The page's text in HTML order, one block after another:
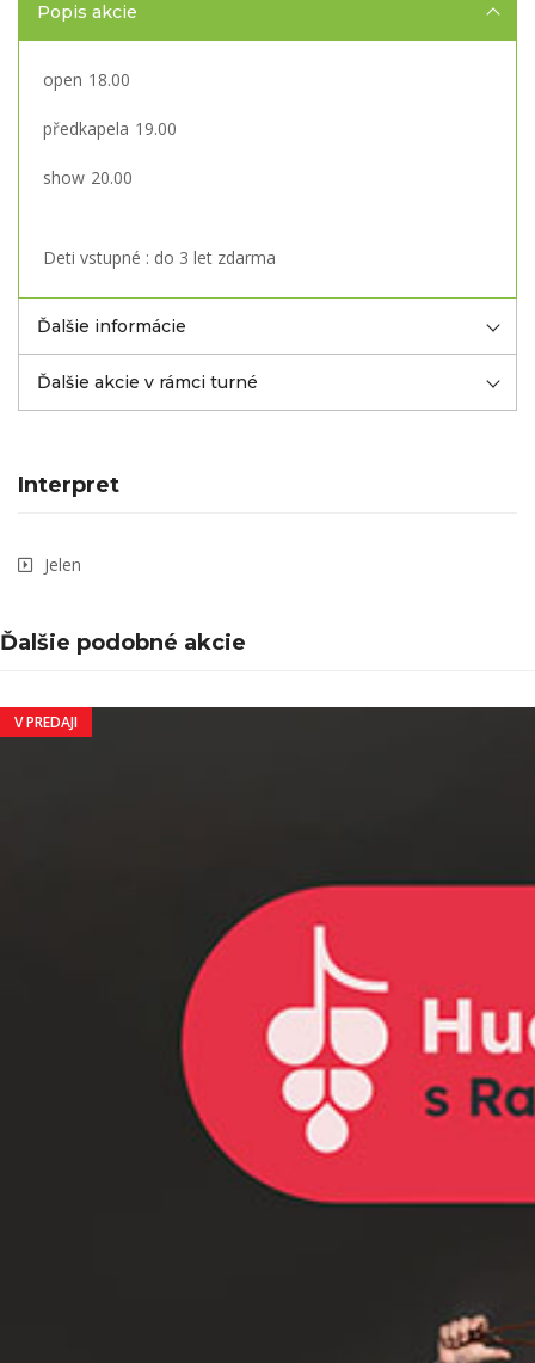
Popis akcie
open 18.00
předkapela 19.00
show 20.00
Deti vstupné : do 3 let zdarma
Ďalšie informácie
Ďalšie akcie v rámci turné
Interpret
Jelen
Ďalšie podobné akcie
V PREDAJI